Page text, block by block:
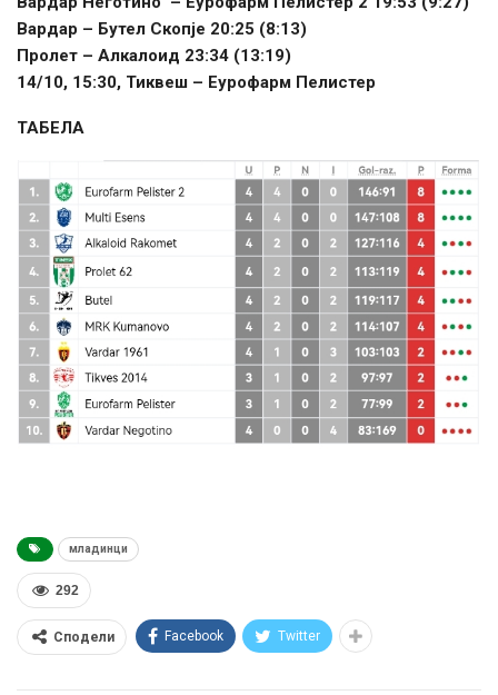
Вардар – Бутел Скопје 20:25 (8:13)
Пролет – Алкалоид 23:34 (13:19)
14/10, 15:30, Тиквеш – Еурофарм Пелистер
ТАБЕЛА
младинци
292
Сподели Facebook Twitter